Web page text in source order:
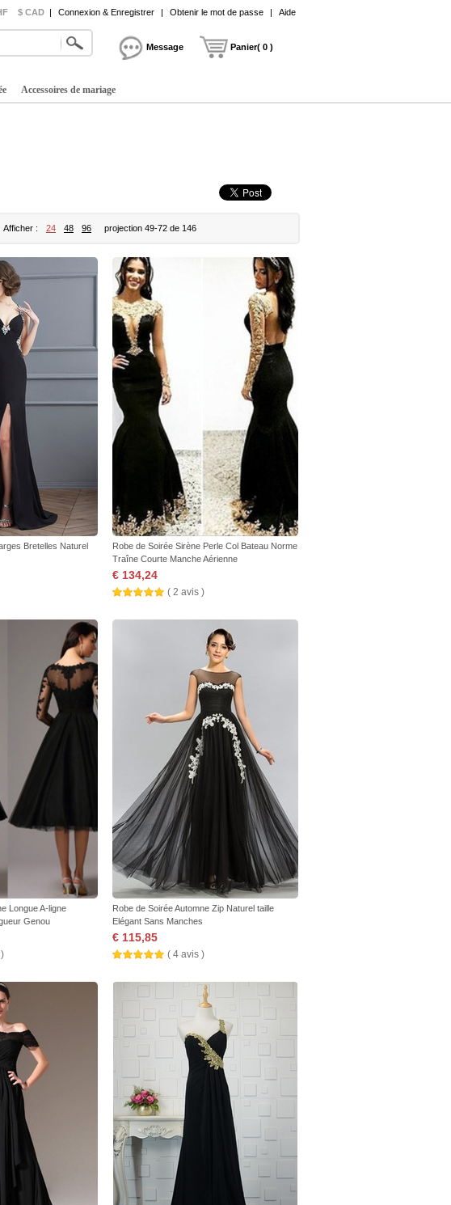
$ CAD | Connexion & Enregistrer | Obtenir le mot de passe | Aide
Message Panier( 0 )
Accessoires de mariage
Afficher : 24 48 96 projection 49-72 de 146
Bretelles Naturel
Robe de Soirée Sirène Perle Col Bateau Norme
Traîne Courte Manche Aérienne
€ 134,24
( 2 avis )
Longue A-ligne
Genou
Robe de Soirée Automne Zip Naturel taille
Elégant Sans Manches
€ 115,85
( 4 avis )